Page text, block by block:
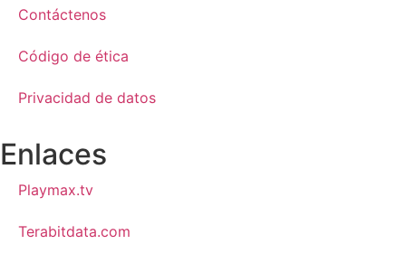
Contáctenos
Código de ética
Privacidad de datos
Enlaces
Playmax.tv
Terabitdata.com